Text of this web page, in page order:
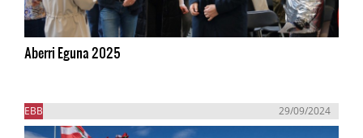
Aberri Eguna 2025
EBB 29/09/2024